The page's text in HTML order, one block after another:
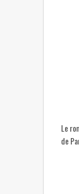
Le
de